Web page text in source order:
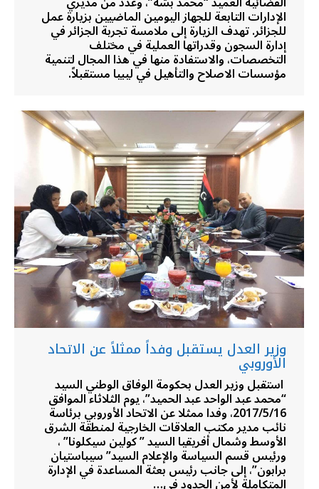
الإدارات التابعة للجهاز اليومين الماضيين بزيارة عمل
للجزائر. تهدف الزيارة إلى ملامسة تجربة الجزائر في
إدارة السجون وقدراتها العملية في مختلف
التخصصات، والاستفادة منها في هذا المجال لتنمية
مؤسسات الاصلاح والتأهيل في ليبيا مستقبلاً.
وزير العدل يستقبل وفداً ممثلاً عن الاتحاد
الأوروبي
استقبل وزير العدل بحكومة الوفاق الوطني السيد
“محمد عبد الواحد عبد الحميد”، يوم الثلاثاء الموافق
2017/5/16، وفدا ممثلا عن الاتحاد الأوروبي برئاسة
نائب مدير مكتب العلاقات الخارجية لمنطقة الشرق
الأوسط وشمال أفريقيا السيد ” كولين سيكلونا” ،
ورئيس قسم السياسة والإعلام السيد” سيباستيان
برابون”، إلى جانب رئيس بعثة المساعدة في الإدارة